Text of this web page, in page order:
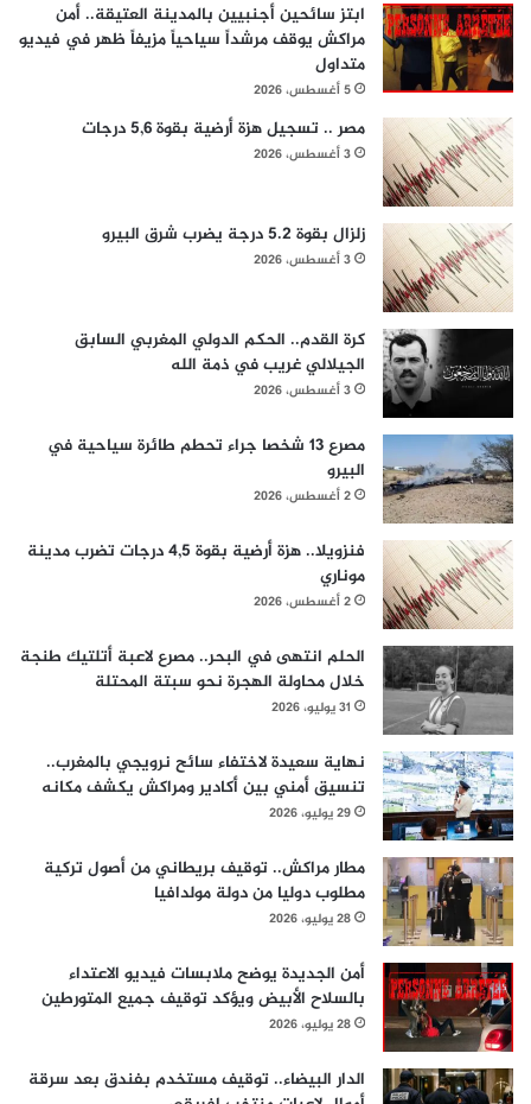
ابتز سائحين أجنبيين بالمدينة العتيقة.. أمن
مراكش يوقف مرشداً سياحياً مزيفاً ظهر في فيديو
متداول
5 أغسطس، 2026
مصر .. تسجيل هزة أرضية بقوة 5,6 درجات
3 أغسطس، 2026
زلزال بقوة 5.2 درجة يضرب شرق البيرو
3 أغسطس، 2026
كرة القدم.. الحكم الدولي المغربي السابق
الجيلالي غريب في ذمة الله
3 أغسطس، 2026
مصرع 13 شخصا جراء تحطم طائرة سياحية في
البيرو
2 أغسطس، 2026
فنزويلا.. هزة أرضية بقوة 4,5 درجات تضرب مدينة
موناري
2 أغسطس، 2026
الحلم انتهى في البحر.. مصرع لاعبة أتلتيك طنجة
خلال محاولة الهجرة نحو سبتة المحتلة
31 يوليو، 2026
نهاية سعيدة لاختفاء سائح نرويجي بالمغرب..
تنسيق أمني بين أكادير ومراكش يكشف مكانه
29 يوليو، 2026
مطار مراكش.. توقيف بريطاني من أصول تركية
مطلوب دوليا من دولة مولدافيا
28 يوليو، 2026
أمن الجديدة يوضح ملابسات فيديو الاعتداء
بالسلاح الأبيض ويؤكد توقيف جميع المتورطين
28 يوليو، 2026
الدار البيضاء.. توقيف مستخدم بفندق بعد سرقة